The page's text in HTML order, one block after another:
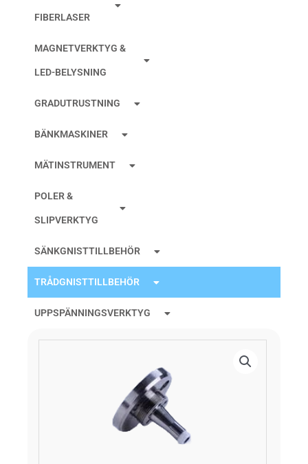
FIBERLASER
MAGNETVERKTYG &
LED-BELYSNING
GRADUTRUSTNING
BÄNKMASKINER
MÄTINSTRUMENT
POLER &
SLIPVERKTYG
SÄNKGNISTTILLBEHÖR
TRÅDGNISTTILLBEHÖR
UPPSPÄNNINGSVERKTYG